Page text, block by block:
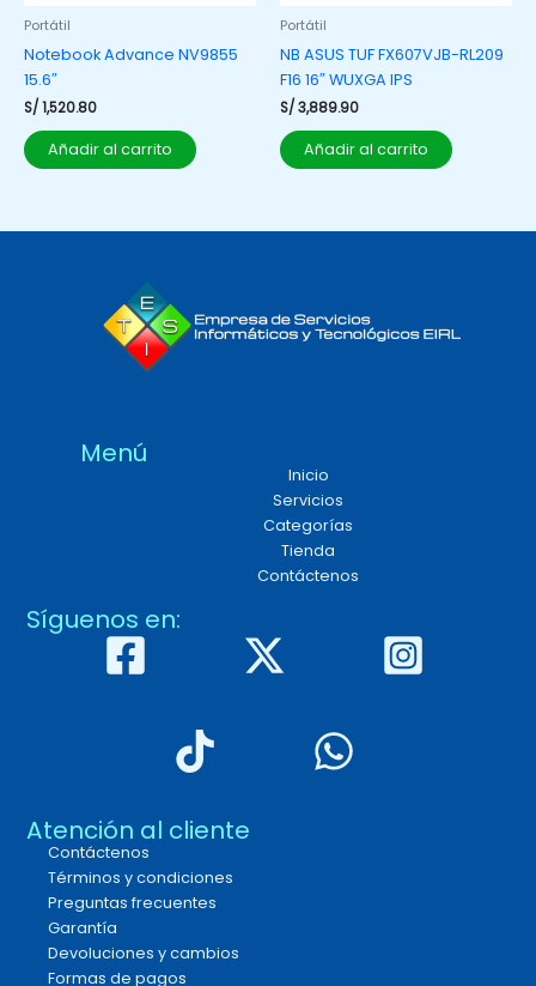
Portátil
Notebook Advance NV9855
15.6″
S/1,520.80
Añadir al carrito
Portátil
NB ASUS TUF FX607VJB-RL209
F16 16″ WUXGA IPS
S/3,889.90
Añadir al carrito
Menú
Inicio
Servicios
Categorías
Tienda
Contáctenos
Síguenos en:
Atención al cliente
Contáctenos
Términos y condiciones
Preguntas frecuentes
Garantía
Devoluciones y cambios
Formas de pagos